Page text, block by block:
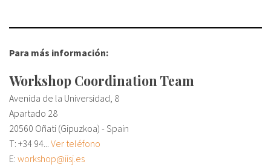
Para más información:
Workshop Coordination Team
Avenida de la Universidad, 8
Apartado 28
20560 Oñati (Gipuzkoa) - Spain
T: +34 94... Ver teléfono
E: workshop@iisj.es